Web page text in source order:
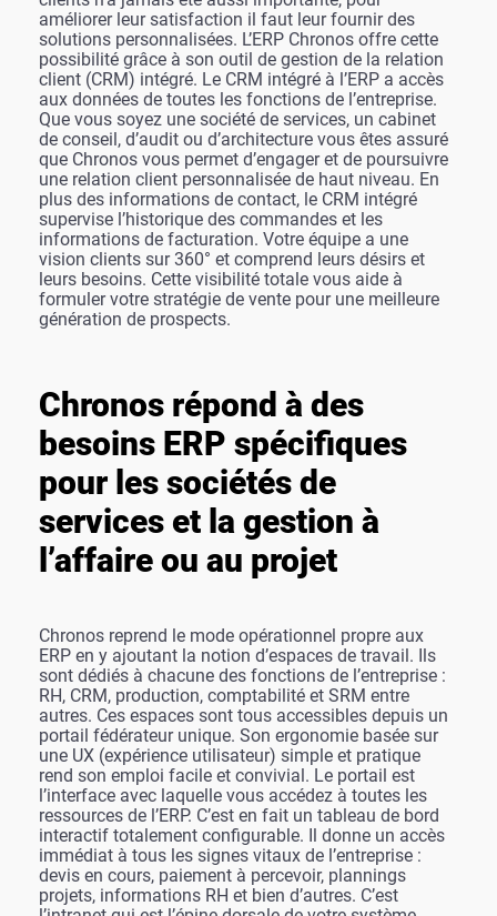
améliorer leur satisfaction il faut leur fournir des
solutions personnalisées. L’ERP Chronos offre cette
possibilité grâce à son outil de gestion de la relation
client (CRM) intégré. Le CRM intégré à l’ERP a accès
aux données de toutes les fonctions de l’entreprise.
Que vous soyez une société de services, un cabinet
de conseil, d’audit ou d’architecture vous êtes assuré
que Chronos vous permet d’engager et de poursuivre
une relation client personnalisée de haut niveau. En
plus des informations de contact, le CRM intégré
supervise l’historique des commandes et les
informations de facturation. Votre équipe a une
vision clients sur 360° et comprend leurs désirs et
leurs besoins. Cette visibilité totale vous aide à
formuler votre stratégie de vente pour une meilleure
génération de prospects.
Chronos répond à des
besoins ERP spécifiques
pour les sociétés de
services et la gestion à
l’affaire ou au projet
Chronos reprend le mode opérationnel propre aux
ERP en y ajoutant la notion d’espaces de travail. Ils
sont dédiés à chacune des fonctions de l’entreprise :
RH, CRM, production, comptabilité et SRM entre
autres. Ces espaces sont tous accessibles depuis un
portail fédérateur unique. Son ergonomie basée sur
une UX (expérience utilisateur) simple et pratique
rend son emploi facile et convivial. Le portail est
l’interface avec laquelle vous accédez à toutes les
ressources de l’ERP. C’est en fait un tableau de bord
interactif totalement configurable. Il donne un accès
immédiat à tous les signes vitaux de l’entreprise :
devis en cours, paiement à percevoir, plannings
projets, informations RH et bien d’autres. C’est